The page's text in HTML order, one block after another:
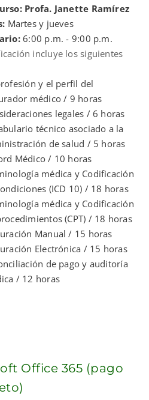
Profa. Janette Ramírez
Martes y jueves
6:00 p.m. - 9:00 p.m.
incluye los siguientes
y el perfil del
médico / 9 horas
legales / 6 horas
técnico asociado a la
de salud / 5 horas
Médico / 10 horas
médica y Codificación
(ICD 10) / 18 horas
médica y Codificación
(CPT) / 18 horas
Manual / 15 horas
Electrónica / 15 horas
de pago y auditoría
/ 12 horas
Office 365 (pago